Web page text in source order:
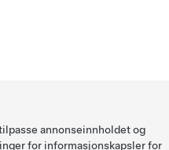
annonseinnholdet og
for informasjonskapslerfor